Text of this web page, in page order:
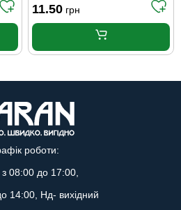
11.50 грн
роботи:
08:00 до 17:00,
14:00, Нд- вихідний